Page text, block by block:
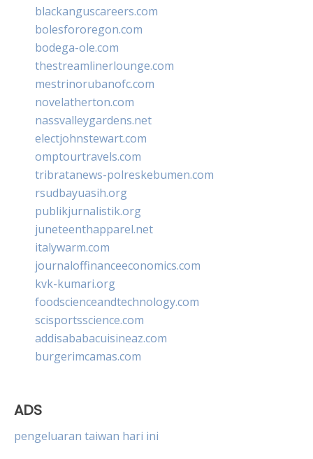
blackanguscareers.com
bolesfororegon.com
bodega-ole.com
thestreamlinerlounge.com
mestrinorubanofc.com
novelatherton.com
nassvalleygardens.net
electjohnstewart.com
omptourtravels.com
tribratanews-polreskebumen.com
rsudbayuasih.org
publikjurnalistik.org
juneteenthapparel.net
italywarm.com
journaloffinanceeconomics.com
kvk-kumari.org
foodscienceandtechnology.com
scisportsscience.com
addisababacuisineaz.com
burgerimcamas.com
ADS
pengeluaran taiwan hari ini